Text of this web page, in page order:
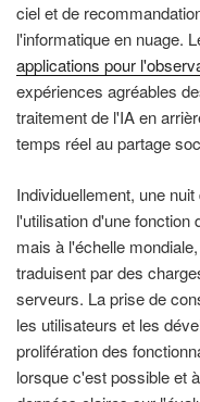
ciel et de
l'informatique en nuage.
applications pour
expériences agréables
traitement de l'IA en
temps réel au partage
Individuellement, une
l'utilisation d'une fonction
mais à l'échelle
traduisent par des
serveurs. La prise de
les utilisateurs et les
prolifération des
lorsque c'est possible et